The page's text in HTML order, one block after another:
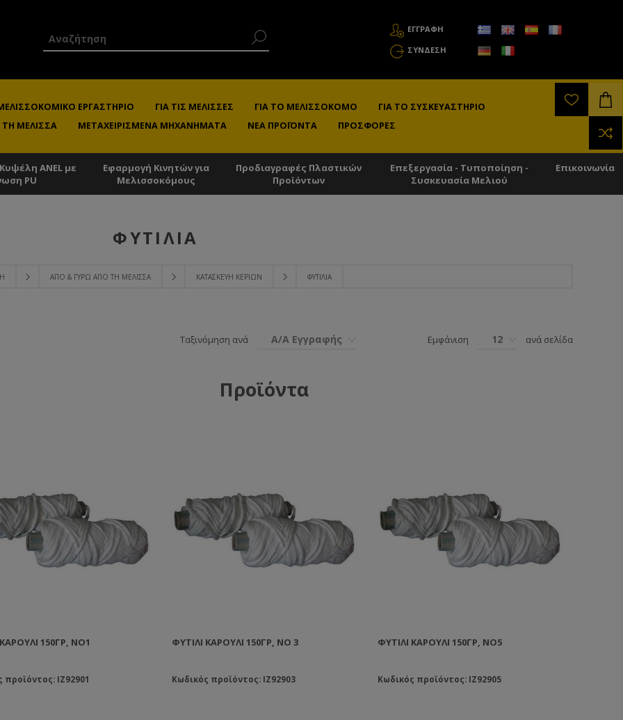
ΕΓΓΡΑΦΗ
ΣΎΝΔΕΣΗ
ΕΡΓΑΣΤΉΡΙΟ ΓΙΑ ΤΙΣ ΜΈΛΙΣΣΕΣ ΓΙΑ ΤΟ ΜΕΛΙΣΣΟΚΌΜΟ
ΓΙΑ ΤΟ ΣΥΣΚΕΥΑΣΤΉΡΙΟ
ΜΈΛΙΣΣΑ
ΜΕΤΑΧΕΙΡΙΣΜΈΝΑ ΜΗΧΑΝΉΜΑΤΑ ΝΈΑ ΠΡΟΪΌΝΤΑ ΠΡΟΣΦΟΡΈΣ
ANEL με
PU
Εφαρμογή Κινητών για
Μελισσοκόμους
Προδιαγραφές Πλαστικών
Προϊόντων
Επεξεργασία - Τυποποίηση -
Συσκευασία Μελιού
Επικοινωνία
ΑΠΌ & ΓΎΡΩ ΑΠΌ ΤΗ ΜΈΛΙΣΣΑ ΚΑΤΑΣΚΕΥΉ ΚΕΡΙΏΝ ΦΥΤΊΛΙΑ
ΦΥΤΊΛΙΑ
Ταξινόμηση ανά Α/Α Εγγραφής Εμφάνιση 12 ανά σελίδα
Προϊόντα
150ΓΡ, ΝΟ1
προϊόντος: IZ92901
ΦΥΤΊΛΙ ΚΑΡΟΎΛΙ 150ΓΡ, ΝΟ 3
Κωδικός προϊόντος: IZ92903
ΦΥΤΊΛΙ ΚΑΡΟΎΛΙ 150ΓΡ, ΝΟ5
Κωδικός προϊόντος: IZ92905